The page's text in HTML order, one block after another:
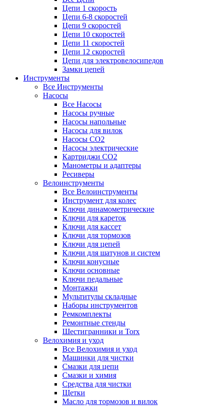
Цепи 1 скорость
Цепи 6-8 скоростей
Цепи 9 скоростей
Цепи 10 скоростей
Цепи 11 скоростей
Цепи 12 скоростей
Цепи для электровелосипедов
Замки цепей
Инструменты
Все Инструменты
Насосы
Все Насосы
Насосы ручные
Насосы напольные
Насосы для вилок
Насосы CO2
Насосы электрические
Картриджи CO2
Манометры и адаптеры
Ресиверы
Велоинструменты
Все Велоинструменты
Инструмент для колес
Ключи динамометрические
Ключи для кареток
Ключи для кассет
Ключи для тормозов
Ключи для цепей
Ключи для шатунов и систем
Ключи конусные
Ключи основные
Ключи педальные
Монтажки
Мультитулы складные
Наборы инструментов
Ремкомплекты
Ремонтные стенды
Шестигранники и Torx
Велохимия и уход
Все Велохимия и уход
Машинки для чистки
Смазки для цепи
Смазки и химия
Средства для чистки
Щетки
Масло для тормозов и вилок